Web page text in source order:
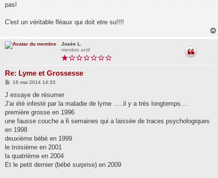
pas!
C'est un véritable fléaux qui doit etre su!!!!
Josée L.
membre actif
Re: Lyme et Grossesse
M
s
a
g
16 mai 2014 14:33
J essaye de résumer
J'ai été infesté par la maladie de lyme .....il y a très longtemps....
première grosse en 1996
une fausse couche a 6 semaines qui a laissée de traces psychologiques
en 1998
deuxième bébé en 1999
le troisième en 2001
la quatrième en 2004
Et le petit dernier (bébé surprise) en 2009